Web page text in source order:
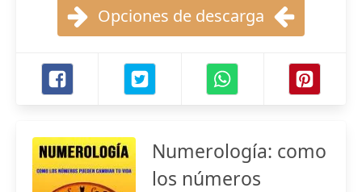
Opciones de descarga
Numerología: como
los números